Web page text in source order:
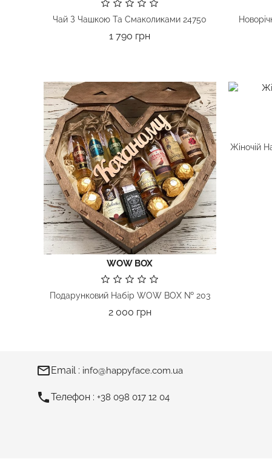
Чай З Чашкою Та Смаколиками 24750
1 790 грнЦіна
WOW BOX
Подарунковий Набір WOW BOX № 203
2 000 грнЦіна
Жіночій
ВАШ ПОДАРУНОК ЗАПАМ’ЯТАЮТЬ…
Он-лайн замовлення приймаємо 24/7
mail_outlineEmail : info@happyface.com.ua
phoneТелефон : +38 098 017 12 04